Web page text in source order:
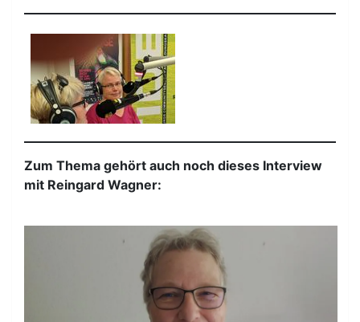
Zum Thema gehört auch noch dieses Interview
mit Reingard Wagner: